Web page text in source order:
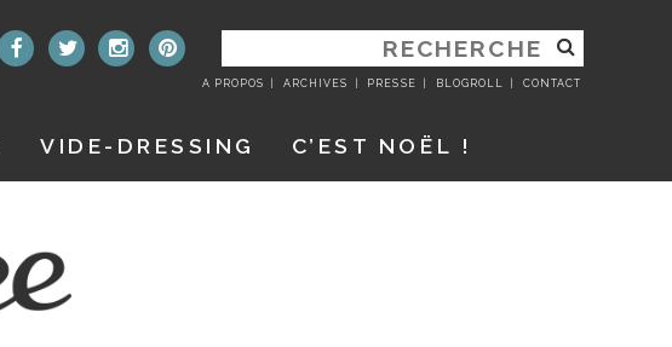
RECHERCHER
:
A PROPOS ARCHIVES PRESSE BLOGROLL CONTACT
VIDE-DRESSING C’EST NOËL !